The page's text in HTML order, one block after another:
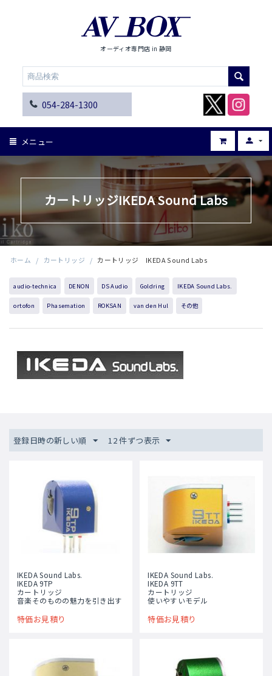
オーディオ専門店 in 静岡
054-284-1300
メニュー
カートリッジIKEDA Sound Labs
ホーム / カートリッジ / カートリッジ IKEDA Sound Labs
audio-technica DENON DS Audio Goldring IKEDA Sound Labs.
ortofon Phasemation ROKSAN van den Hul その他
登録日時の新しい順 12 件ずつ表示
IKEDA Sound Labs.
IKEDA 9TP
カートリッジ
音楽そのものの魅力を引き出す
特価お見積り
IKEDA Sound Labs.
IKEDA 9TT
カートリッジ
使いやすいモデル
特価お見積り